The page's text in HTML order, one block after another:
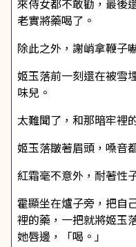
來侍女都不敢勸，最後
老實將藥喝了。
除此之外，謝峭拿鞭子
姬玉落前一刻還在被雪
味兒。
太難聞了，和那暗牢裡
姬玉落皺著眉頭，嗓音
紅霜毫不意外，耐著性
霍顯坐在爐子旁，把自
裡的藥，一把就將姬玉
她唇邊，「喝。」